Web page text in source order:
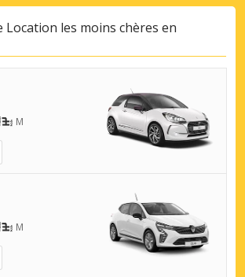
Location les moins chères en
M
M